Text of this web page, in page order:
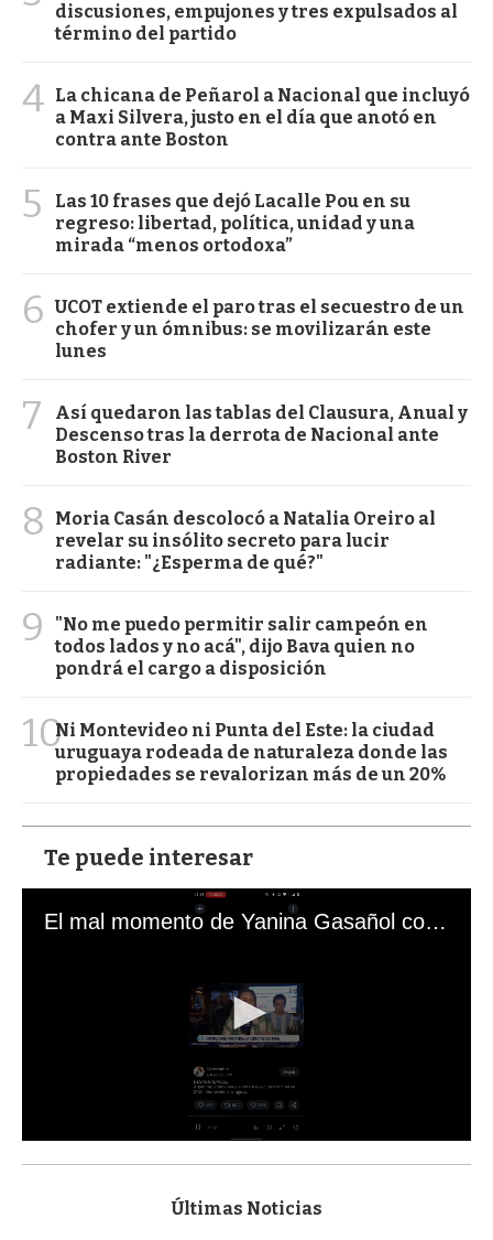
discusiones, empujones y tres expulsados al
término del partido
4 La chicana de Peñarol a Nacional que incluyó
a Maxi Silvera, justo en el día que anotó en
contra ante Boston
5
Las 10 frases que dejó Lacalle Pou en su
regreso: libertad, política, unidad y una
mirada “menos ortodoxa”
6 UCOT extiende el paro tras el secuestro de un
chofer y un ómnibus: se movilizarán este
lunes
7
Así quedaron las tablas del Clausura, Anual y
Descenso tras la derrota de Nacional ante
Boston River
8
Moria Casán descolocó a Natalia Oreiro al
revelar su insólito secreto para lucir
radiante: "¿Esperma de qué?"
9
"No me puedo permitir salir campeón en
todos lados y no acá", dijo Bava quien no
pondrá el cargo a disposición
10Ni Montevideo ni Punta del Este: la ciudad
uruguaya rodeada de naturaleza donde las
propiedades se revalorizan más de un 20%
Te puede interesar
El mal momento de Yanina Gasañol con un hincha argentino en "Subrayado"
s
Últimas Noticias